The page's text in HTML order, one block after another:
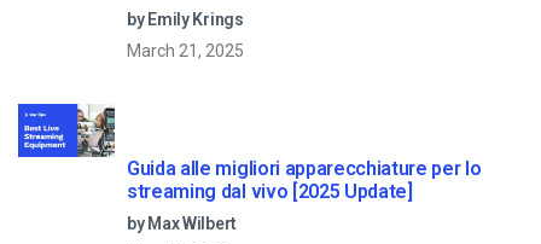
by Emily Krings
March 21, 2025
Guida alle migliori apparecchiature per lo
streaming dal vivo [2025 Update]
by Max Wilbert